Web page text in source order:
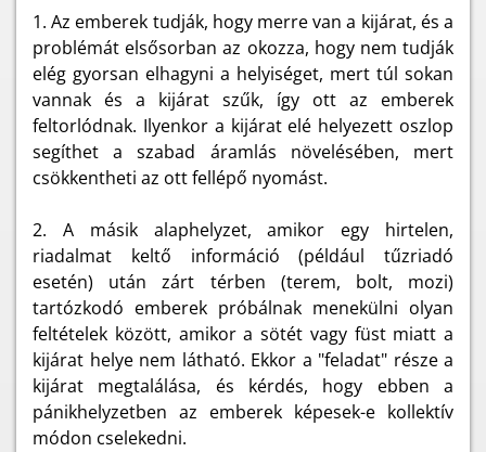
1. Az emberek tudják, hogy merre van a kijárat, és a
problémát elsősorban az okozza, hogy nem tudják
elég gyorsan elhagyni a helyiséget, mert túl sokan
vannak és a kijárat szűk, így ott az emberek
feltorlódnak. Ilyenkor a kijárat elé helyezett oszlop
segíthet a szabad áramlás növelésében, mert
csökkentheti az ott fellépő nyomást.
2. A másik alaphelyzet, amikor egy hirtelen,
riadalmat keltő információ (például tűzriadó
esetén) után zárt térben (terem, bolt, mozi)
tartózkodó emberek próbálnak menekülni olyan
feltételek között, amikor a sötét vagy füst miatt a
kijárat helye nem látható. Ekkor a "feladat" része a
kijárat megtalálása, és kérdés, hogy ebben a
pánikhelyzetben az emberek képesek-e kollektív
módon cselekedni.